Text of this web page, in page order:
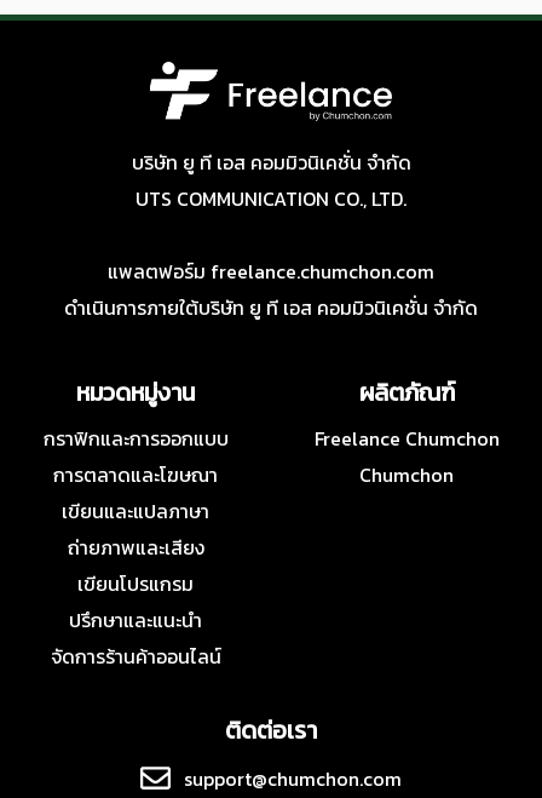
บริษัท ยู ที เอส คอมมิวนิเคชั่น จำกัด
UTS COMMUNICATION CO., LTD.
แพลตฟอร์ม freelance.chumchon.com
ดำเนินการภายใต้บริษัท ยู ที เอส คอมมิวนิเคชั่น จำกัด
หมวดหมู่งาน
กราฟิกและการออกแบบ
การตลาดและโฆษณา
เขียนและแปลภาษา
ถ่ายภาพและเสียง
เขียนโปรแกรม
ปรึกษาและแนะนำ
จัดการร้านค้าออนไลน์
ผลิตภัณฑ์
Freelance Chumchon
Chumchon
ติดต่อเรา
support@chumchon.com